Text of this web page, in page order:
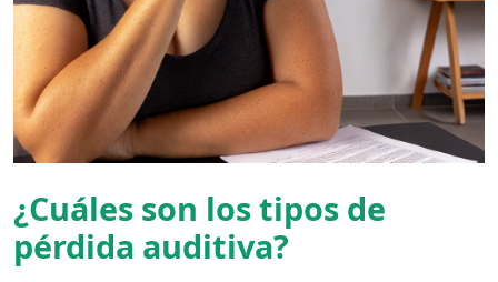
¿Cuáles son los tipos de
pérdida auditiva?